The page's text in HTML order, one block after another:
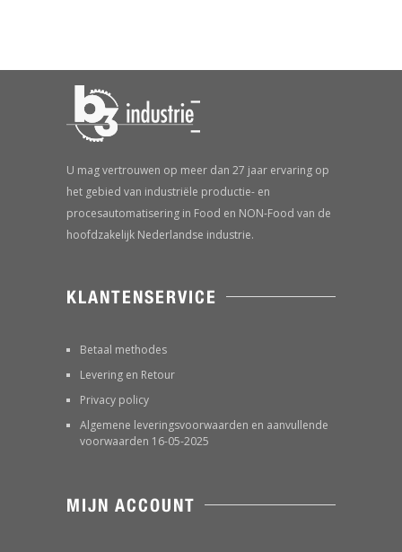
U mag vertrouwen op meer dan 27 jaar ervaring op
het gebied van industriële productie- en
procesautomatisering in Food en NON-Food van de
hoofdzakelijk Nederlandse industrie.
KLANTENSERVICE
Betaal methodes
Levering en Retour
Privacy policy
Algemene leveringsvoorwaarden en aanvullende
voorwaarden 16-05-2025
MIJN ACCOUNT